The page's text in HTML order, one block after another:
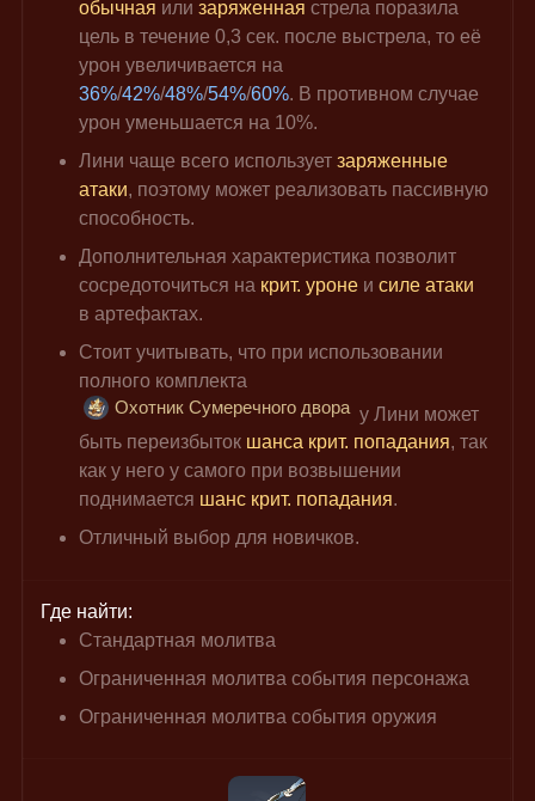
обычная или заряженная стрела поразила
цель в течение 0,3 сек. после выстрела, то её
урон увеличивается на
36%/42%/48%/54%/60%. В противном случае
урон уменьшается на 10%.
Лини чаще всего использует заряженные
атаки, поэтому может реализовать пассивную
способность.
Дополнительная характеристика позволит
сосредоточиться на крит. уроне и силе атаки
в артефактах.
Стоит учитывать, что при использовании
полного комплекта
Охотник Сумеречного двора у Лини может
быть переизбыток шанса крит. попадания, так
как у него у самого при возвышении
поднимается шанс крит. попадания.
Отличный выбор для новичков.
Где найти:
Стандартная молитва
Ограниченная молитва события персонажа
Ограниченная молитва события оружия